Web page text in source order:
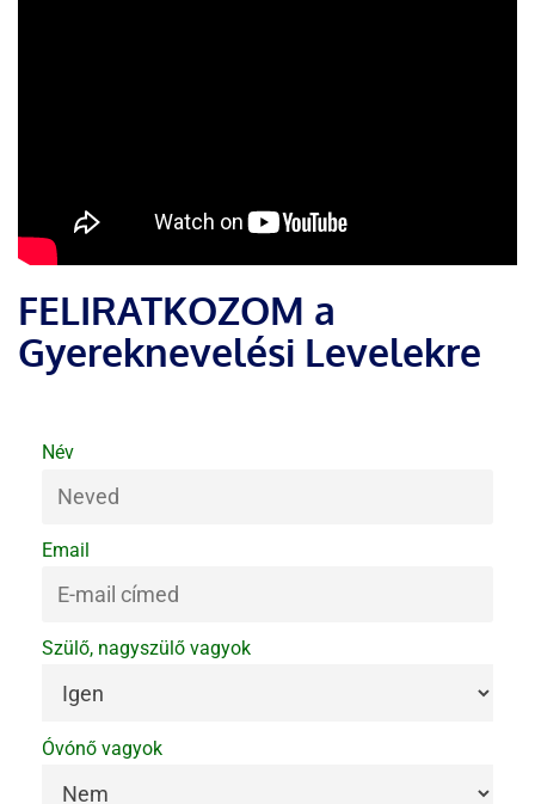
FELIRATKOZOM a
Gyereknevelési Levelekre
Név
Email
Szülő, nagyszülő vagyok
Óvónő vagyok